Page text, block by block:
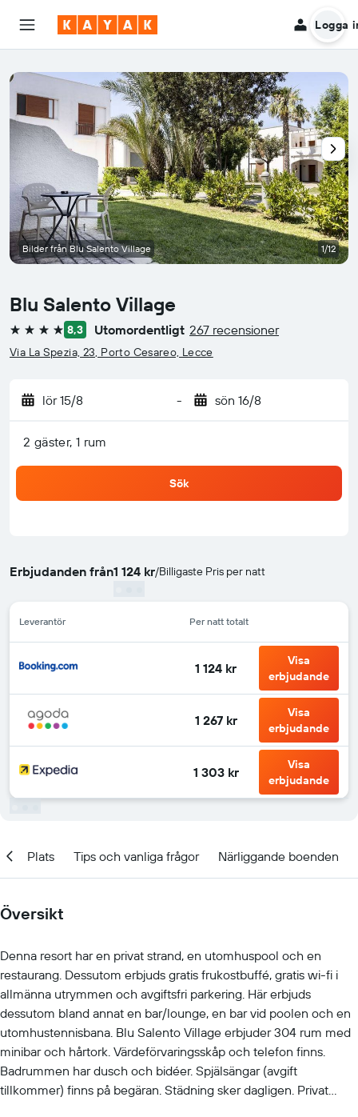
Logga
Blu Salento Village
4 stjärnor 8,3 Utomordentligt 267 recensioner
Via La Spezia, 23, Porto Cesareo, Lecce
lör 15/8 - sön 16/8
2 gäster, 1 rum
Sök
Erbjudanden från1 124 kr/Billigaste Pris per natt
Leverantör Per natt totalt
1 124 kr
Visa
erbjudande
1 267 kr
Visa
erbjudande
1 303 kr
Visa
erbjudande
Bilder från Blu Salento Village 1/12
Plats Tips och vanliga frågor Närliggande boenden
Översikt
Denna resort har en privat strand, en utomhuspool och en
restaurang. Dessutom erbjuds gratis frukostbuffé, gratis wi-fi i
allmänna utrymmen och avgiftsfri parkering. Här erbjuds
dessutom bland annat en bar/lounge, en bar vid poolen och en
utomhustennisbana. Blu Salento Village erbjuder 304 rum med
minibar och hårtork. Värdeförvaringsskåp och telefon finns.
Badrummen har dusch och bidéer. Spjälsängar (avgift
tillkommer) finns på begäran. Städning sker dagligen. Privat